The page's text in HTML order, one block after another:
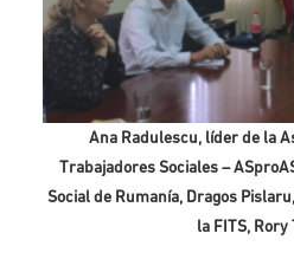
Ana Radulescu, líder de la
Trabajadores Sociales –
Social de Rumanía, Dragos
la FITS,